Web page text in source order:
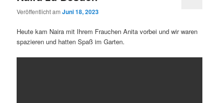
Veröffentlicht amJuni 18, 2023
Heute kam Naira mit Ihrem Frauchen Anita vorbei und wir waren
spazieren und hatten Spaß im Garten.